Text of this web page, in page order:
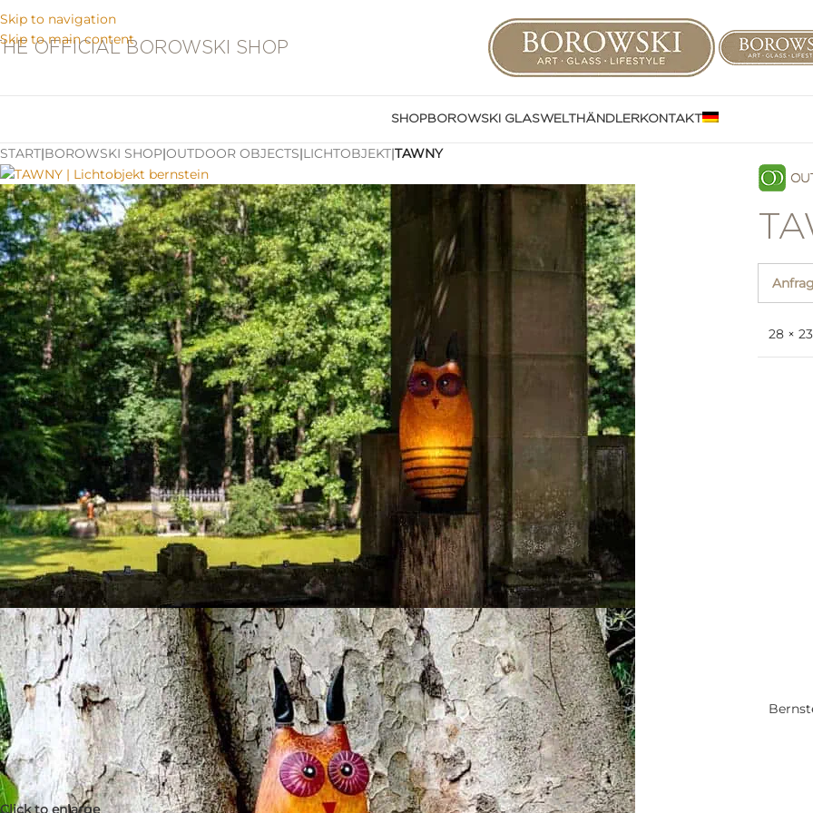
Skip to navigation
Skip to main content
OFFICIAL BOROWSKI SHOP
SHOPBOROWSKI GLASWELTHÄNDLERKONTAKT
START|BOROWSKI SHOP|OUTDOOR OBJECTS|LICHTOBJEKT|TAWNY
Click to enlarge
28 ×